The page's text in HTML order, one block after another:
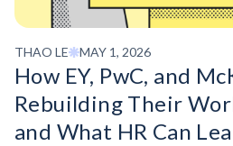
THAO LE MAY 1, 2026
How EY, PwC, and
Rebuilding Their
and What HR Can